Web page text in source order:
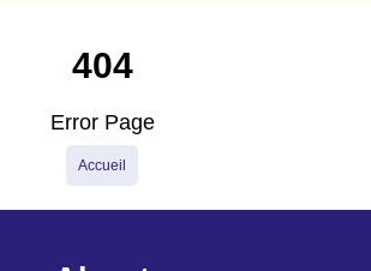
404
Error Page
Accueil